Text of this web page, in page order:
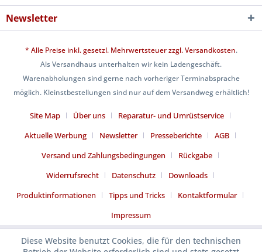
Newsletter
* Alle Preise inkl. gesetzl. Mehrwertsteuer zzgl.Versandkosten.
Als Versandhaus unterhalten wir kein Ladengeschäft.
Warenabholungen sind gerne nach vorheriger Terminabsprache
möglich. Kleinstbestellungen sind nur auf dem Versandweg erhältlich!
Site Map Über uns
Reparatur- und Umrüstservice
Aktuelle Werbung
Newsletter Presseberichte
AGB
Versand und Zahlungsbedingungen
Rückgabe
Widerrufsrecht
Datenschutz
Downloads
Produktinformationen
Tipps und Tricks
Kontaktformular
Impressum
Diese Website benutzt Cookies, die für den technischen